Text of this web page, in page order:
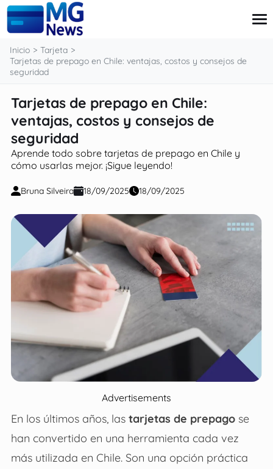
contenido
Finanzas
Pensiones
Préstamo
Ingressos Extra
Inicio
Tarjeta
Tarjetas de prepago en Chile: ventajas, costos y consejos de
seguridad
Tarjetas de prepago en Chile:
ventajas, costos y consejos de
seguridad
Aprende todo sobre tarjetas de prepago en Chile y
cómo usarlas mejor. ¡Sigue leyendo!
Bruna Silveira 18/09/2025 18/09/2025
Advertisements
En los últimos años, las tarjetas de prepagose
han convertido en una herramienta cada vez
más utilizada en Chile. Son una opción práctica